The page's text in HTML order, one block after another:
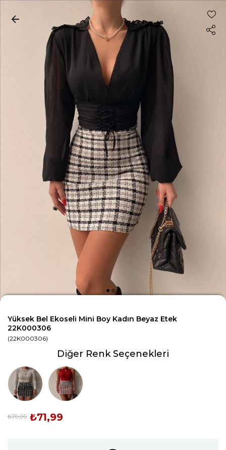
Yüksek Bel Ekoseli Mini Boy Kadın Beyaz Etek
22K000306
(22K000306)
Diğer Renk Seçenekleri
Tükendi Tükendi
₺79,99 ₺71,99